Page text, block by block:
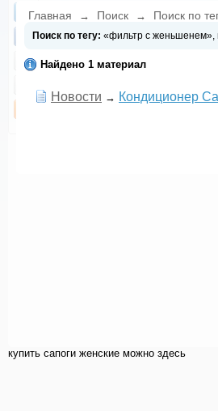
Главная → Поиск → Поиск по
Поиск по тегу: «фильтр с женьшенем»,
Найдено 1 материал
Новости → Кондиционер
купить cапоги женские можно здесь